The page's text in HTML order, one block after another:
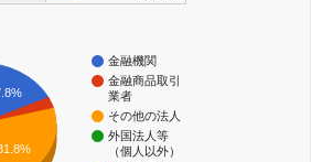
金融機関
金融商品取引
業者
その他の法人
外国法人等
（個人以外）